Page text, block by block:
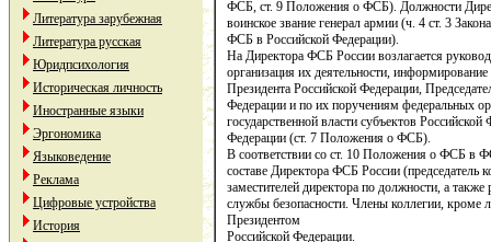
Литература зарубежная
Литература русская
Юридпсихология
Историческая личность
Иностранные языки
Эргономика
Языковедение
Реклама
Цифровые устройства
История
ФСБ, ст. 9 Положения о ФСБ). Должности
воинское звание генерал армии (ч. 4 ст. 3
ФСБ в Российской Федерации).
На Директора ФСБ России возлагается
организация их деятельности, информирование
Президента Российской Федерации,
Федерации и по их поручениям федеральных
государственной власти субъектов
Федерации (ст. 7 Положения о ФСБ).
В соответствии со ст. 10 Положения о ФСБ в
составе Директора ФСБ России (председатель
заместителей директора по должности, а
службы безопасности. Члены коллегии, кроме
Президентом
Российской Федерации.